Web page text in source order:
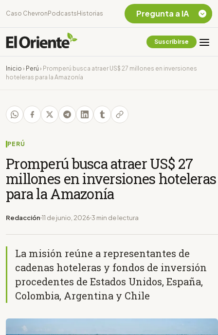
Caso Chevron Podcasts Historias
Suscribirse
Inicio › Perú › Promperú busca atraer US$ 27 millones en inversiones
hoteleras para la Amazonía
PERÚ
Promperú busca atraer US$ 27
millones en inversiones hoteleras
para la Amazonía
Redacción 11 de junio, 2026 3 min de lectura
La misión reúne a representantes de
cadenas hoteleras y fondos de inversión
procedentes de Estados Unidos, España,
Colombia, Argentina y Chile
Pregunta a IA
Chevron Ecuador